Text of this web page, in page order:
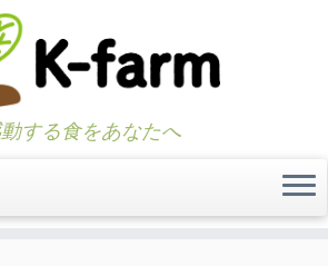
する食をあなたへ